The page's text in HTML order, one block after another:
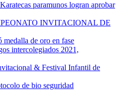
paramunos logran aprobar
INVITACIONAL DE
medalla de oro en fase
intercolegiados 2021,
& Festival Infantil de
de bio seguridad